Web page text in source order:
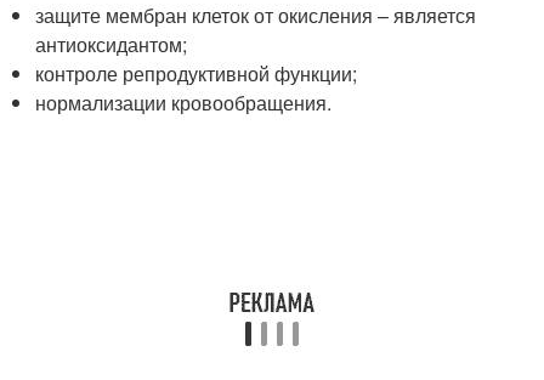
защите мембран клеток от окисления – является
антиоксидантом;
контроле репродуктивной функции;
нормализации кровообращения.